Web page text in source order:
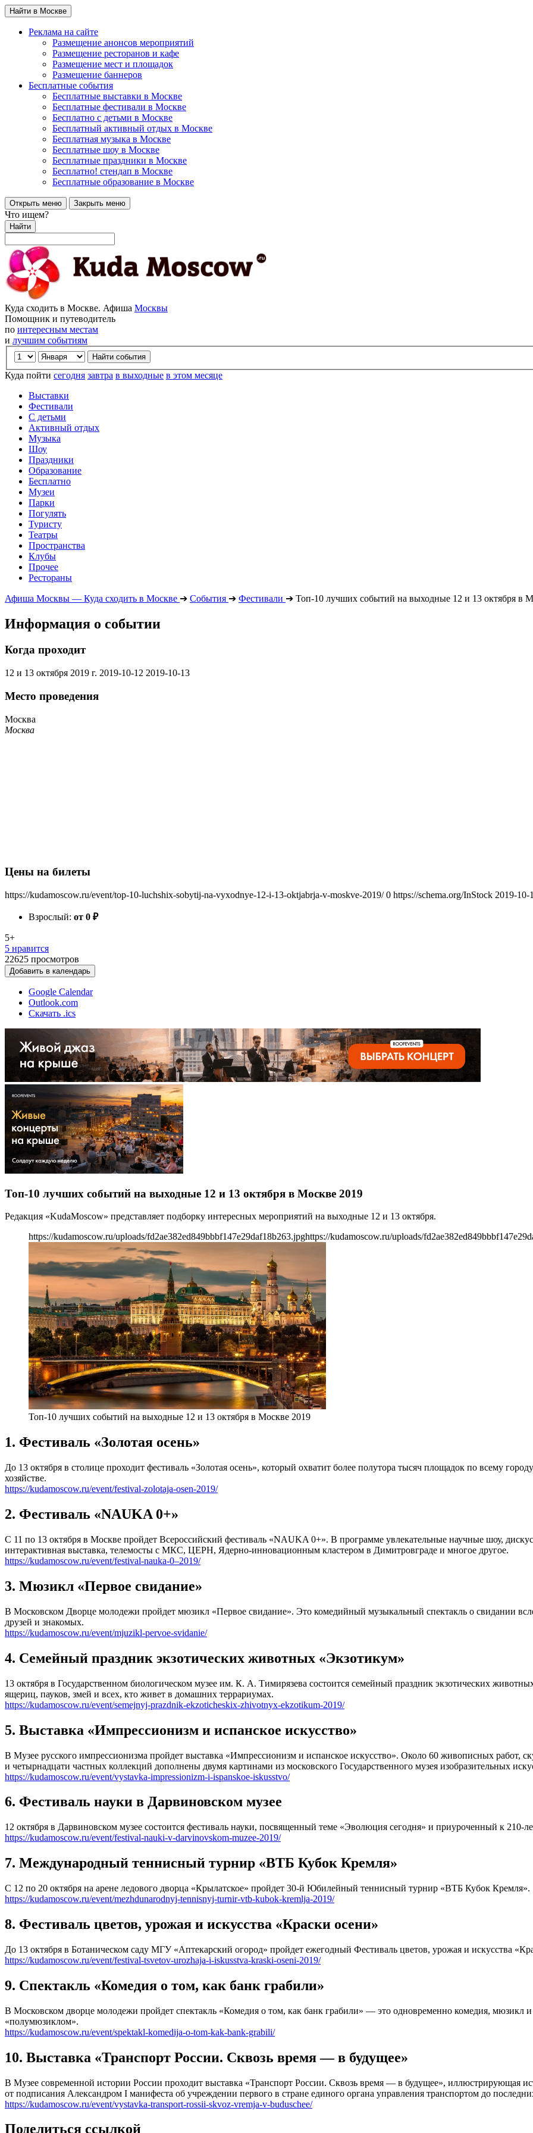
Найти в Москве
Реклама на сайте
Размещение анонсов мероприятий
Размещение ресторанов и кафе
Размещение мест и площадок
Размещение баннеров
Бесплатные события
Бесплатные выставки в Москве
Бесплатные фестивали в Москве
Бесплатно с детьми в Москве
Бесплатный активный отдых в Москве
Бесплатная музыка в Москве
Бесплатные шоу в Москве
Бесплатные праздники в Москве
Бесплатно! стендап в Москве
Бесплатные образование в Москве
Открыть меню Закрыть меню
Что ищем?
Найти
Куда сходить в Москве. Афиша Москвы
Помощник и путеводитель
по интересным местам
и лучшим событиям
Куда пойти сегодня завтра в выходные в этом месяце
Выставки
Фестивали
С детьми
Активный отдых
Музыка
Шоу
Праздники
Образование
Бесплатно
Музеи
Парки
Погулять
Туристу
Театры
Пространства
Клубы
Прочее
Рестораны
Афиша Москвы — Куда сходить в Москве ➔ События ➔ Фестивали ➔ Топ-10 лучших событий на выходные 12 и 13 октября в
Информация о событии
Когда проходит
12 и 13 октября 2019 г. 2019-10-12 2019-10-13
Место проведения
Москва
Москва
Цены на билеты
https://kudamoscow.ru/event/top-10-luchshix-sobytij-na-vyxodnye-12-i-13-oktjabrja-v-moskve-2019/ 0 https://schema.org/InStock 2019-10-
Взрослый: от 0 ₽
5+
5 нравится
22625 просмотров
Добавить в календарь
Google Calendar
Outlook.com
Скачать .ics
Топ-10 лучших событий на выходные 12 и 13 октября в Москве 2019
Редакция «KudaMoscow» представляет подборку интересных мероприятий на выходные 12 и 13 октября.
https://kudamoscow.ru/uploads/fd2ae382ed849bbbf147e29daf18b263.jpghttps://kudamoscow.ru/uploads/
Топ-10 лучших событий на выходные 12 и 13 октября в Москве 2019
1. Фестиваль «Золотая осень»
До 13 октября в столице проходит фестиваль «Золотая осень», который охватит более полутора тысяч площадок по всему
хозяйстве.
https://kudamoscow.ru/event/festival-zolotaja-osen-2019/
2. Фестиваль «NAUKA 0+»
С 11 по 13 октября в Москве пройдет Всероссийский фестиваль «NAUKA 0+». В программе увлекательные научные шоу,
интерактивная выставка, телемосты с МКС, ЦЕРН, Ядерно-инновационным кластером в Димитровграде и многое другое.
https://kudamoscow.ru/event/festival-nauka-0–2019/
3. Мюзикл «Первое свидание»
В Московском Дворце молодежи пройдет мюзикл «Первое свидание». Это комедийный музыкальный спектакль о свидании
друзей и знакомых.
https://kudamoscow.ru/event/mjuzikl-pervoe-svidanie/
4. Семейный праздник экзотических животных «Экзотикум»
13 октября в Государственном биологическом музее им. К. А. Тимирязева состоится семейный праздник экзотических
ящериц, пауков, змей и всех, кто живет в домашних террариумах.
https://kudamoscow.ru/event/semejnyj-prazdnik-ekzoticheskix-zhivotnyx-ekzotikum-2019/
5. Выставка «Импрессионизм и испанское искусство»
В Музее русского импрессионизма пройдет выставка «Импрессионизм и испанское искусство». Около 60 живописных работ,
и четырнадцати частных коллекций дополнены двумя картинами из московского Государственного музея изобразительных
https://kudamoscow.ru/event/vystavka-impressionizm-i-ispanskoe-iskusstvo/
6. Фестиваль науки в Дарвиновском музее
12 октября в Дарвиновском музее состоится фестиваль науки, посвященный теме «Эволюция сегодня» и приуроченный к 210-
https://kudamoscow.ru/event/festival-nauki-v-darvinovskom-muzee-2019/
7. Международный теннисный турнир «ВТБ Кубок Кремля»
С 12 по 20 октября на арене ледового дворца «Крылатское» пройдет 30-й Юбилейный теннисный турнир «ВТБ Кубок Кремля».
https://kudamoscow.ru/event/mezhdunarodnyj-tennisnyj-turnir-vtb-kubok-kremlja-2019/
8. Фестиваль цветов, урожая и искусства «Краски осени»
До 13 октября в Ботаническом саду МГУ «Аптекарский огород» пройдет ежегодный Фестиваль цветов, урожая и искусства
https://kudamoscow.ru/event/festival-tsvetov-urozhaja-i-iskusstva-kraski-oseni-2019/
9. Спектакль «Комедия о том, как банк грабили»
В Московском дворце молодежи пройдет спектакль «Комедия о том, как банк грабили» — это одновременно комедия, мюзикл
«полумюзиклом».
https://kudamoscow.ru/event/spektakl-komedija-o-tom-kak-bank-grabili/
10. Выставка «Транспорт России. Сквозь время — в будущее»
В Музее современной истории России проходит выставка «Транспорт России. Сквозь время — в будущее», иллюстрирующая
от подписания Александром I манифеста об учреждении первого в стране единого органа управления транспортом до
https://kudamoscow.ru/event/vystavka-transport-rossii-skvoz-vremja-v-buduschee/
Поделиться ссылкой